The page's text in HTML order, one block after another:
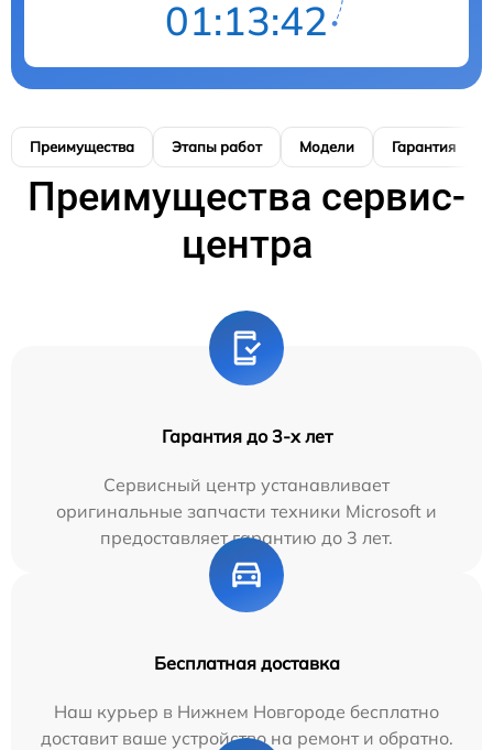
01:13:41
Преимущества Этапы работ Модели Гарантия
Преимущества сервис-
центра
Гарантия до 3-х лет
Сервисный центр устанавливает
оригинальные запчасти техники Microsoft и
предоставляет гарантию до 3 лет.
Бесплатная доставка
Наш курьер в Нижнем Новгороде бесплатно
доставит ваше устройство на ремонт и обратно.